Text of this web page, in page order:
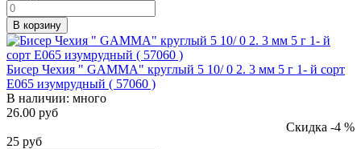
В корзину
Бисер Чехия " GAMMA" круглый 5 10/ 0 2. 3 мм 5 г 1- й сорт
E065 изумрудный ( 57060 )
В наличии: много
26.00 руб
Скидка -4 %
25 руб